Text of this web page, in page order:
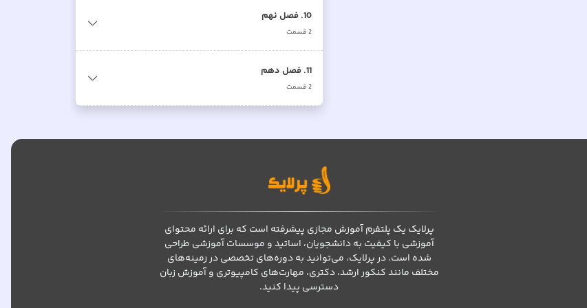
10
.فصل نهم
2قسمت
11
.فصل دهم
2قسمت
پرلایک یک پلتفرم آموزش مجازی پیشرفته است که برای ارائه محتوای
آموزشی با کیفیت به دانشجویان، اساتید و موسسات آموزشی طراحی
شده است. در پرلایک، می‌توانید به دوره‌های تخصصی در زمینه‌های
مختلف مانند کنکور ارشد، دکتری، مهارت‌های کامپیوتری و آموزش زبان
دسترسی پیدا کنید.